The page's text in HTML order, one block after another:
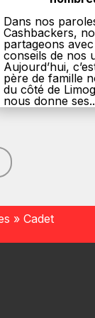
Dans nos
Cashbackers,
partageons
conseils de nos
Aujourd’hui,
père de famille
du côté de
nous donne
» Cadet